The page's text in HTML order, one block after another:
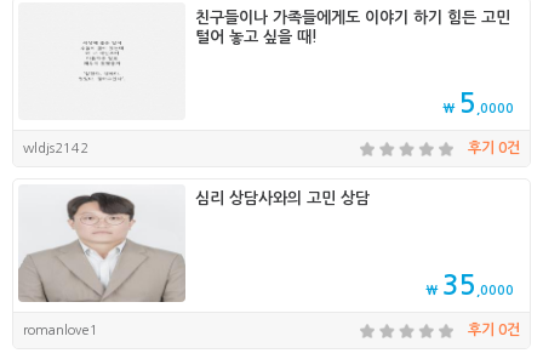
친구들이나 가족들에게도 이야기 하기 힘든 고민
털어 놓고 싶을 때!
₩ 5 ,0000
wldjs2142 후기 0건
심리 상담사와의 고민 상담
₩ 35 ,0000
romanlove1 후기 0건